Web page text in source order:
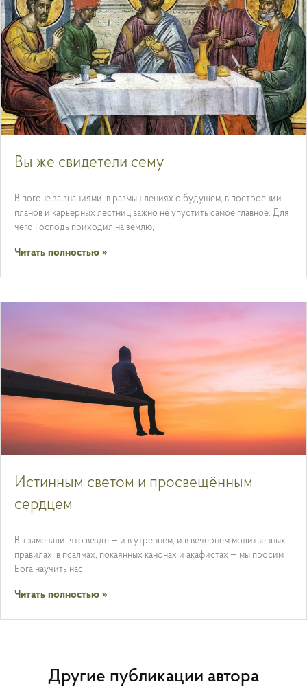
Вы же свидетели сему
В погоне за знаниями, в размышлениях о будущем, в построении
планов и карьерных лестниц важно не упустить самое главное. Для
чего Господь приходил на землю,
Читать полностью »
Истинным светом и просвещённым
сердцем
Вы замечали, что везде — и в утреннем, и в вечернем молитвенных
правилах, в псалмах, покаянных канонах и акафистах — мы просим
Бога научить нас
Читать полностью »
Другие публикации автора